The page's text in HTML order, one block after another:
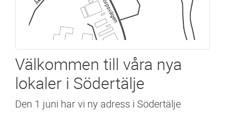
Välkommen till våra nya
lokaler i Södertälje
Den 1 juni har vi ny adress i Södertälje